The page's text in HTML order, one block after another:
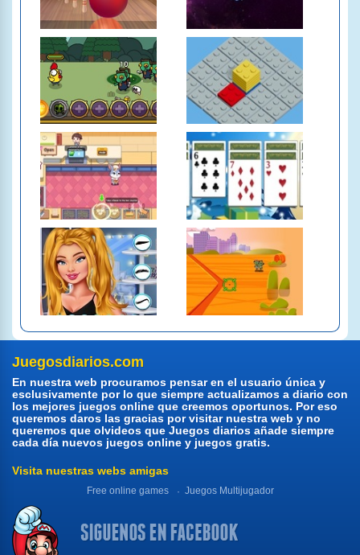
Juegosdiarios.com
En nuestra web procuramos pensar en el usuario única y
esclusivamente por lo que siempre actualizamos a diario con
los mejores juegos online que creemos oportunos. Por eso
queremos daros las gracias por visitar nuestra web y no
queremos que olvideos que Juegos diarios añade siempre
cada día nuevos juegos online y juegos gratis.
Visita nuestras webs amigas
Free online games Juegos Multijugador